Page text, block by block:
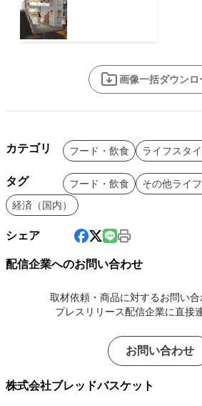
画像一括ダウンロ
カテゴリ フード・飲食 ライフスタ
タグ フード・飲食
その他ライ
経済（国内）
シェア
配信企業へのお問い合わせ
取材依頼・商品に対するお問い合
プレスリリース配信企業に直接
お問い合わせ
株式会社ブレッドバスケット